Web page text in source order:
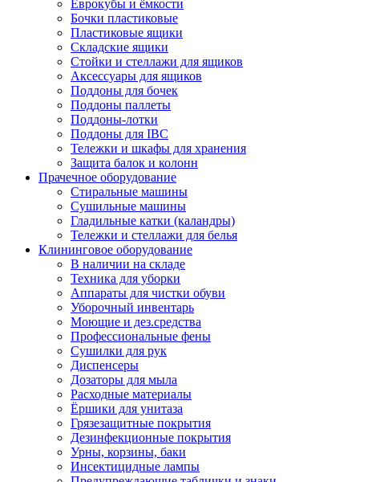
Еврокубы и ёмкости
Бочки пластиковые
Пластиковые ящики
Складские ящики
Стойки и стеллажи для ящиков
Аксессуары для ящиков
Поддоны для бочек
Поддоны паллеты
Поддоны-лотки
Поддоны для IBC
Тележки и шкафы для хранения
Защита балок и колонн
Прачечное оборудование
Стиральные машины
Сушильные машины
Гладильные катки (каландры)
Тележки и стеллажи для белья
Клининговое оборудование
В наличии на складе
Техника для уборки
Аппараты для чистки обуви
Уборочный инвентарь
Моющие и дез.средства
Профессиональные фены
Сушилки для рук
Диспенсеры
Дозаторы для мыла
Расходные материалы
Ёршики для унитаза
Грязезащитные покрытия
Дезинфекционные покрытия
Урны, корзины, баки
Инсектицидные лампы